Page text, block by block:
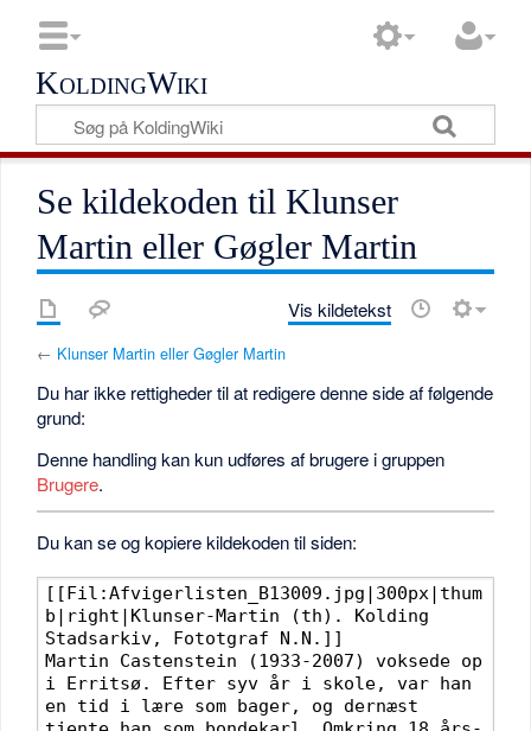
KoldingWiki
Se kildekoden til Klunser
Martin eller Gøgler Martin
Vis kildetekst
← Klunser Martin eller Gøgler Martin
Du har ikke rettigheder til at redigere denne side af følgende
grund:
Denne handling kan kun udføres af brugere i gruppen
Brugere.
Du kan se og kopiere kildekoden til siden: